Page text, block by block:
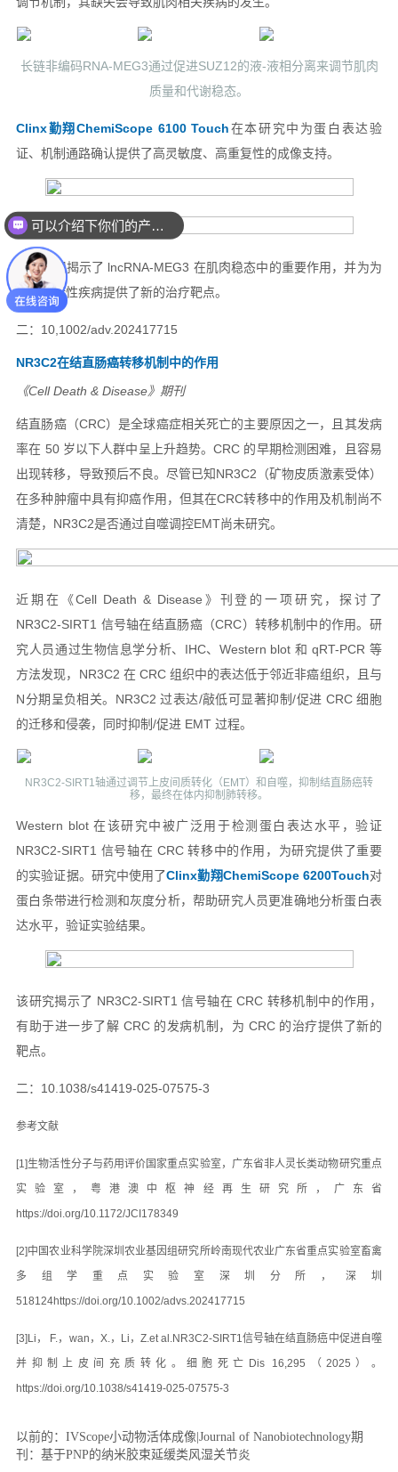
以前的：IVScope小动物活体成像|Journal of Nanobiotechnology期
刊：基于PNP的纳米胶束延缓类风湿关节炎
可以介绍下你们的产品么？
你们是怎么收费的呢？